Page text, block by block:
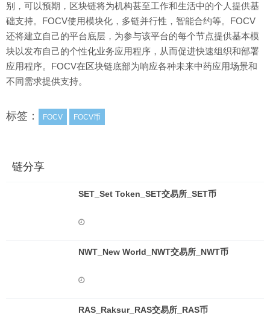
别，可以预期，区块链将为机构甚至工作和生活中的个人提供基
础支持。FOCV使用模块化，多链并行性，智能合约等。FOCV
还将建立自己的平台底层，为参与该平台的每个节点提供基本模
块以发布自己的个性化业务应用程序，从而促进快速组织和部署
应用程序。FOCV在区块链底部为响应各种未来中药应用场景和
不同需求提供支持。
标签： FOCV FOCV币
链分享
SET_Set Token_SET交易所_SET币
NWT_New World_NWT交易所_NWT币
RAS_Raksur_RAS交易所_RAS币